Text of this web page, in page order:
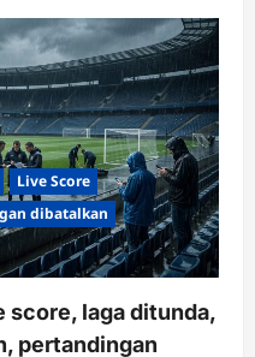
Live Score
dibatalkan
laga ditunda,
pertandingan